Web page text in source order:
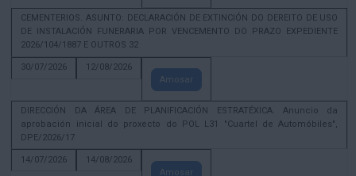
CEMENTERIOS. ASUNTO: DECLARACIÓN DE EXTINCIÓN DO DEREITO DE USO
DE INSTALACIÓN FUNERARIA POR VENCEMENTO DO PRAZO EXPEDIENTE
2026/104/1887 E OUTROS 32
30/07/2026
12/08/2026
Amosar
DIRECCIÓN DA ÁREA DE PLANIFICACIÓN ESTRATÉXICA. Anuncio da
aprobación inicial do proxecto do POL L31 "Cuartel de Automóbiles",
DPE/2026/17
14/07/2026
14/08/2026
Amosar